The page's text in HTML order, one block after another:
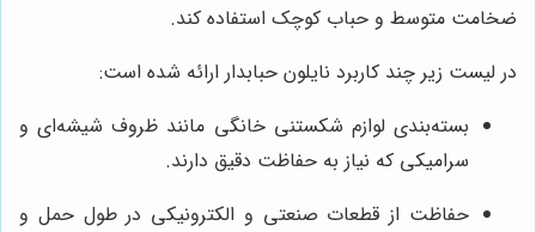
ضخامت متوسط و حباب کوچک استفاده کند.
در لیست زیر چند کاربرد نایلون حبابدار ارائه شده است:
بسته‌بندی لوازم شکستنی خانگی مانند ظروف شیشه‌ای و
سرامیکی که نیاز به حفاظت دقیق دارند.
حفاظت از قطعات صنعتی و الکترونیکی در طول حمل و